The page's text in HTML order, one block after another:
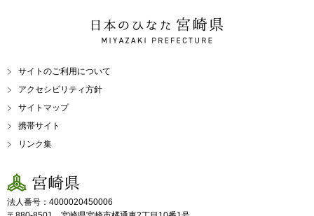
日本のひなた 宮崎県
MIYAZAKI PREFECTURE
サイトのご利用について
アクセシビリティ方針
サイトマップ
携帯サイト
リンク集
宮崎県
法人番号：4000020450006